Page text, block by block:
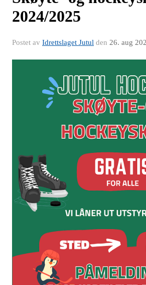
2024/2025
Postet av Idrettslaget Jutul den 26. aug